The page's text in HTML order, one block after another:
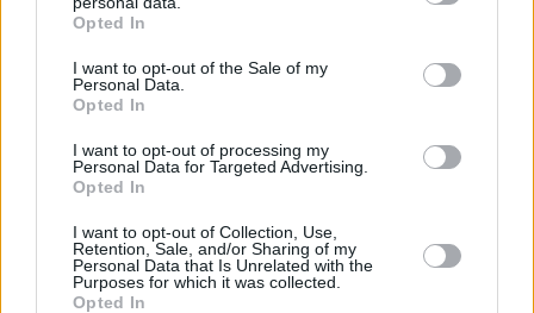
grant or deny consent to Google and its third-party tags to
use your data for below specified purposes in below Google
consent section.
Opted In
I want to opt-out of the Sale of my
Personal Data.
Opted In
I want to opt-out of processing my
Personal Data for Targeted Advertising.
Opted In
I want to opt-out of Collection, Use,
Retention, Sale, and/or Sharing of my
Personal Data that Is Unrelated with the
Purposes for which it was collected.
Opted In